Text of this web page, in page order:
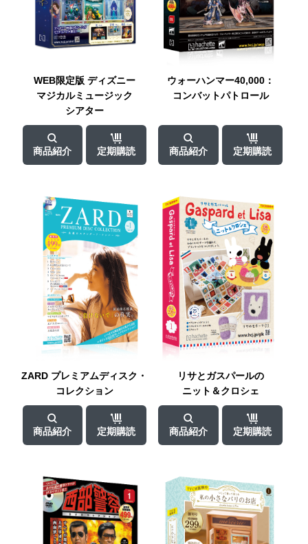
WEB限定版 ディズニー
マジカルミュージック
シアター
商品紹介 定期購読
ウォーハンマー40,000：
コンバットパトロール
商品紹介 定期購読
ZARD プレミアムディスク・
コレクション
商品紹介 定期購読
リサとガスパールの
ニット＆クロシェ
商品紹介 定期購読